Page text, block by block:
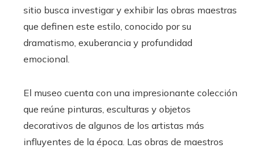
sitio busca investigar y exhibir las obras maestras
que definen este estilo, conocido por su
dramatismo, exuberancia y profundidad
emocional.
El museo cuenta con una impresionante colección
que reúne pinturas, esculturas y objetos
decorativos de algunos de los artistas más
influyentes de la época. Las obras de maestros